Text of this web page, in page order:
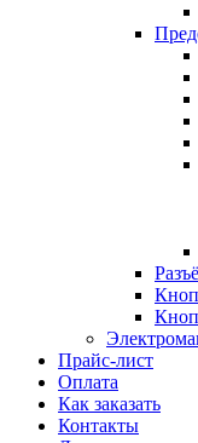
Прайс-лист
Оплата
Как заказать
Контакты